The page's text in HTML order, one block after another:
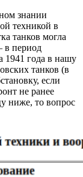
знании
техникой в
танков могла
в период
1941 года в нашу
танков (в
если
не ранее
ниже, то вопрос